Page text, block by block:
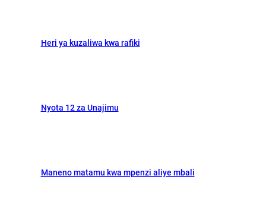
Heri ya kuzaliwa kwa rafiki
Nyota 12 za Unajimu
Maneno matamu kwa mpenzi aliye mbali